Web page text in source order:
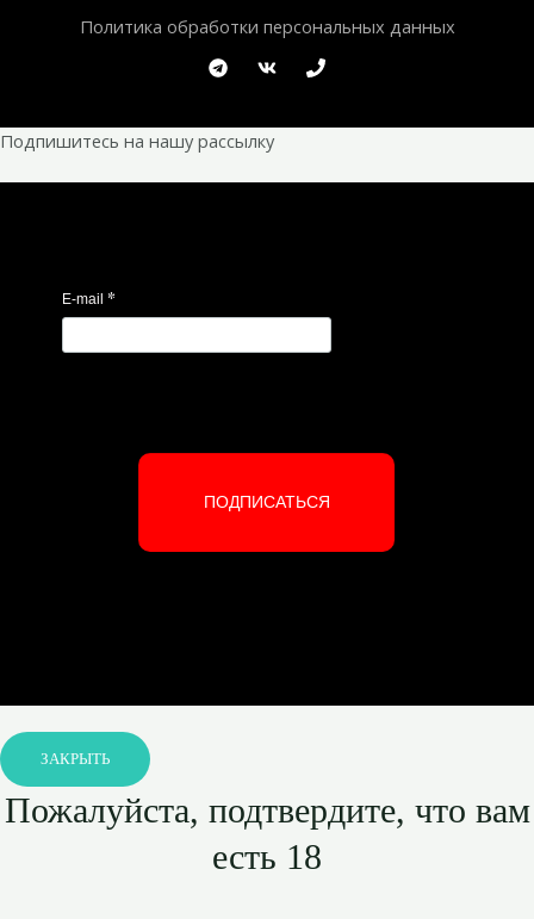
Политика обработки персональных данных
Подпишитесь на нашу рассылку
E-mail *
ПОДПИСАТЬСЯ
ЗАКРЫТЬ
Пожалуйста, подтвердите, что вам
есть 18